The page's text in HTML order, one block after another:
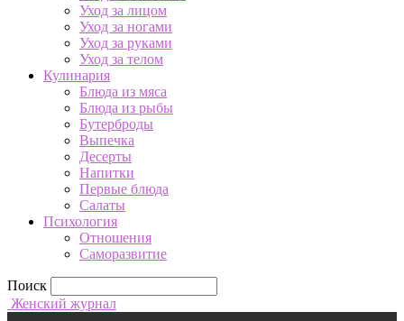
Уход за лицом
Уход за ногами
Уход за руками
Уход за телом
Кулинария
Блюда из мяса
Блюда из рыбы
Бутерброды
Выпечка
Десерты
Напитки
Первые блюда
Салаты
Психология
Отношения
Саморазвитие
Поиск
Женский журнал